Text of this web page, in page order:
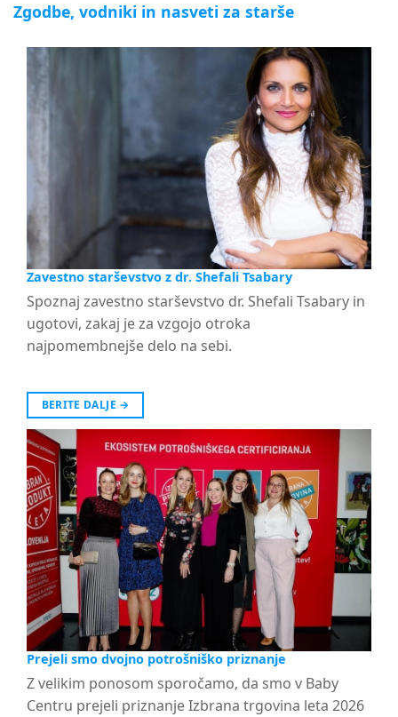
Zgodbe, vodniki in nasveti za starše
Zavestno starševstvo z dr. Shefali Tsabary
Spoznaj zavestno starševstvo dr. Shefali Tsabary in
ugotovi, zakaj je za vzgojo otroka
najpomembnejše delo na sebi.
BERITE DALJE →
Prejeli smo dvojno potrošniško priznanje
Z velikim ponosom sporočamo, da smo v Baby
Centru prejeli priznanje Izbrana trgovina leta 2026